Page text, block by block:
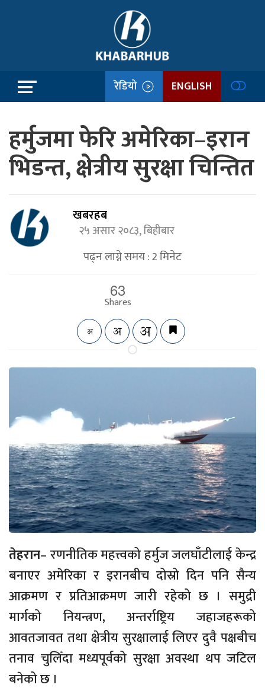
रेडियो ENGLISH
हर्मुजमा फेरि अमेरिका–इरान
भिडन्त, क्षेत्रीय सुरक्षा चिन्तित
खबरहब
२५ असार २०८३, बिहीबार
पढ्न लाग्ने समय :2मिनेट
63
Shares
तेहरान– रणनीतिक महत्त्वको हर्मुज जलघाँटीलाई केन्द्र
बनाएर अमेरिका र इरानबीच दोस्रो दिन पनि सैन्य
आक्रमण र प्रतिआक्रमण जारी रहेको छ । समुद्री
मार्गको नियन्त्रण, अन्तर्राष्ट्रिय जहाजहरूको
आवतजावत तथा क्षेत्रीय सुरक्षालाई लिएर दुवै पक्षबीच
तनाव चुलिँदा मध्यपूर्वको सुरक्षा अवस्था थप जटिल
बनेको छ ।